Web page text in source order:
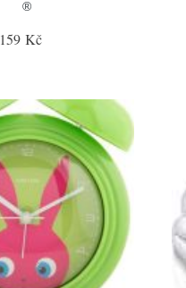
®
159 Kč